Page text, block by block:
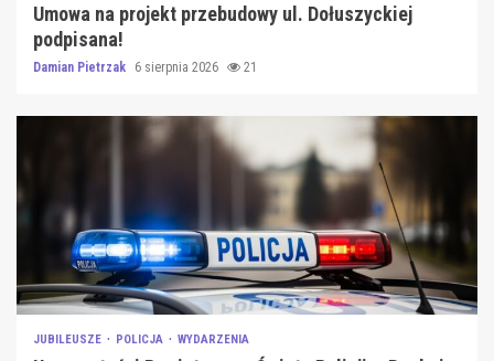
Umowa na projekt przebudowy ul. Dołuszyckiej
podpisana!
Damian Pietrzak 6 sierpnia 2026 21
JUBILEUSZE POLICJA WYDARZENIA